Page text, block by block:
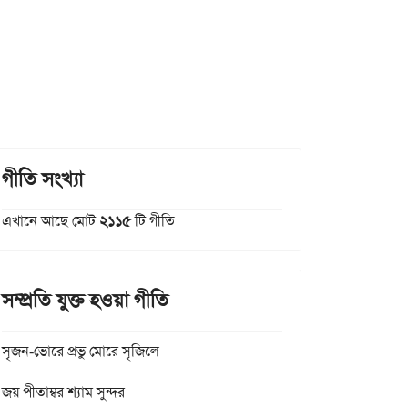
গীতি সংখ্যা
এখানে আছে মোট২১১৫টি গীতি
সম্প্রতি যুক্ত হওয়া গীতি
সৃজন-ভোরে প্রভু মোরে সৃজিলে
জয় পীতাম্বর শ্যাম সুন্দর